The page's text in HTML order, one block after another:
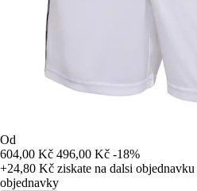
Od
604,00 Kč 496,00 Kč -18%
+24,80 Kč ziskate na dalsi objednavku
objednavky